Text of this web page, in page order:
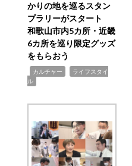
かりの地を巡るスタン
プラリーがスタート
和歌山市内5カ所・近畿
6カ所を巡り限定グッズ
をもらおう
カルチャー
ライフスタイ
ル